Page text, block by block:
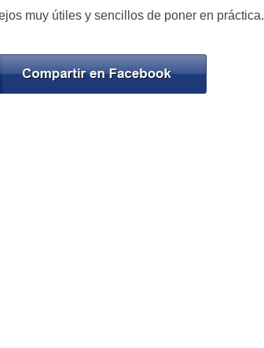
muy útiles y sencillos de poner en práctica.